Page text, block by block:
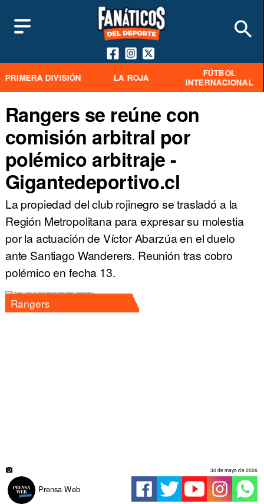
PRIMERA DIVISIÓN LA ROJA
FÚTBOL
INTERNACIONAL
Rangers se reúne con
comisión arbitral por
polémico arbitraje -
Gigantedeportivo.cl
La propiedad del club rojinegro se trasladó a la
Región Metropolitana para expresar su molestia
por la actuación de Víctor Abarzúa en el duelo
ante Santiago Wanderers. Reunión tras cobro
polémico en fecha 13.
Rangers
Prensa Web
30 de mayo de 2026